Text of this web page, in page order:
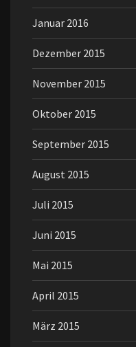
Januar 2016
Dezember 2015
November 2015
Oktober 2015
September 2015
August 2015
Juli 2015
Juni 2015
Mai 2015
April 2015
März 2015